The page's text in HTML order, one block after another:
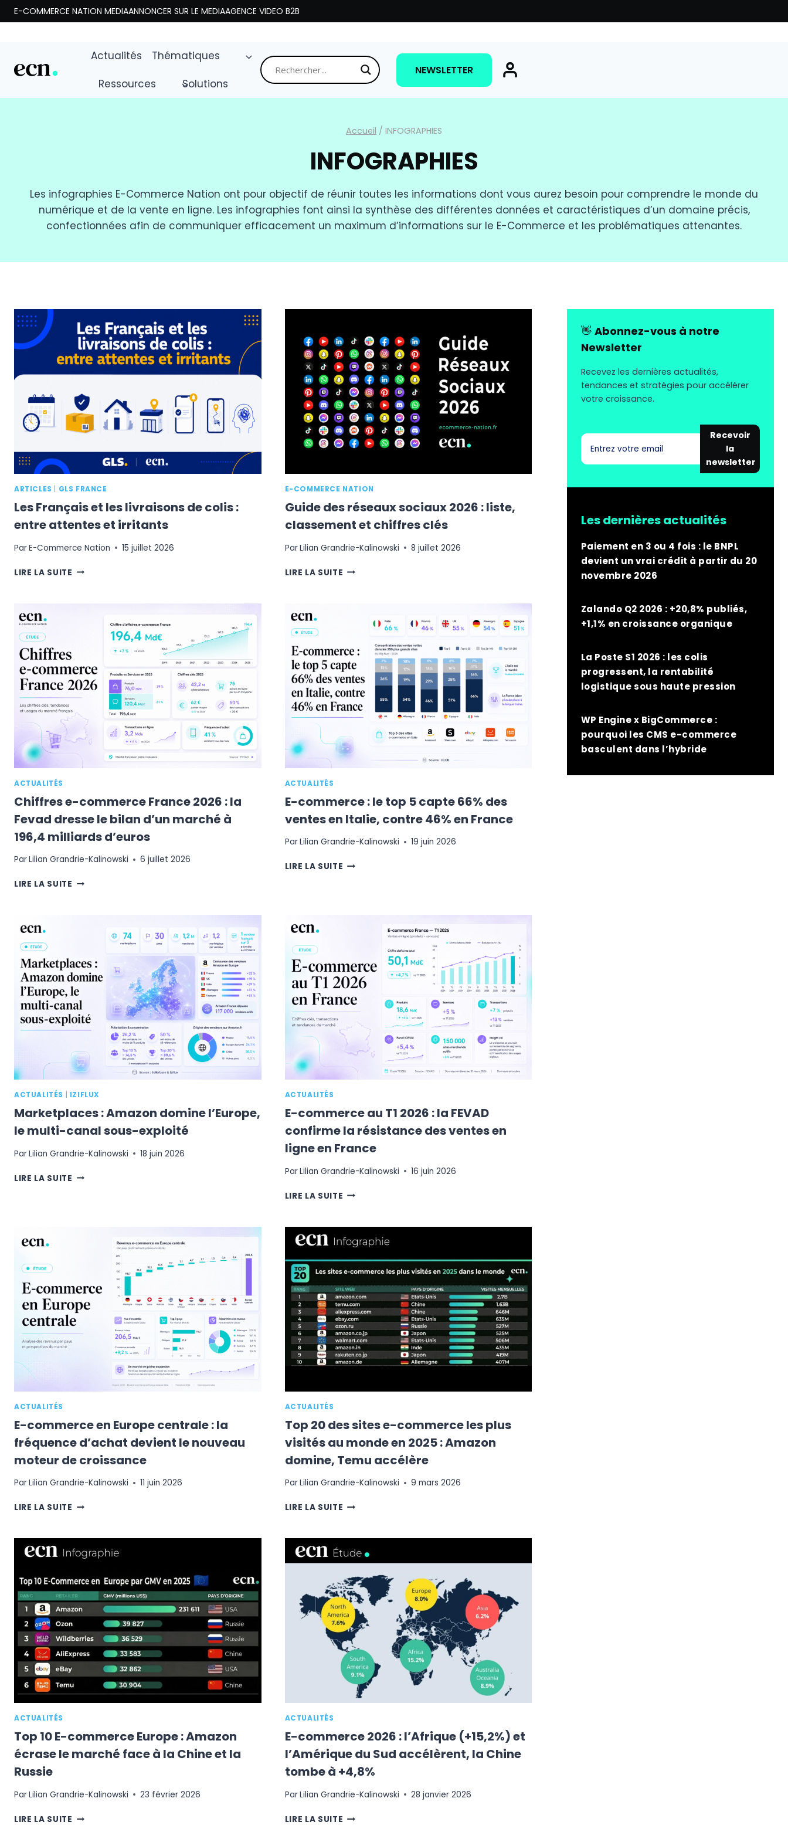
Aller
au
E-COMMERCE NATION MEDIAANNONCER SUR LE MEDIAAGENCE VIDEO B2B
Actualités
Thématiques
Ressources
Solutions
NEWSLETTER
Accueil / INFOGRAPHIES
INFOGRAPHIES
Les infographies E-Commerce Nation ont pour objectif de réunir toutes les informations dont vous aurez besoin pour comprendre le monde du
numérique et de la vente en ligne. Les infographies font ainsi la synthèse des différentes données et caractéristiques d’un domaine précis,
confectionnées afin de communiquer efficacement un maximum d’informations sur le E-Commerce et les problématiques attenantes.
ARTICLES GLS FRANCE
Les Français et les livraisons de colis :
entre attentes et irritants
ParE-Commerce Nation 15 juillet 2026
LIRE LA SUITE LES
ENTRE
ATTENTES
ET
IRRITANTS
E-COMMERCE NATION
Guide des réseaux sociaux 2026 : liste,
classement et chiffres clés
ParLilian Grandrie-Kalinowski 8 juillet 2026
LIRE LA SUITE GUIDE
CLASSEMENT
ET
CHIFFRES
CLÉS
ACTUALITÉS
Chiffres e-commerce France 2026 : la
Fevad dresse le bilan d’un marché à
196,4 milliards d’euros
ParLilian Grandrie-Kalinowski 6 juillet 2026
LIRE LA SUITE CHIFFRES
FEVAD
DRESSE
LE
BILAN
D’UN
MARCHÉ
196,4
MILLIARDS
D’EUROS
ACTUALITÉS
E-commerce : le top 5 capte 66% des
ventes en Italie, contre 46% en France
ParLilian Grandrie-Kalinowski 19 juin 2026
LIRE LA SUITE E-
DES
VENTES
EN
ITALIE,
CONTRE
46%
EN
FRANCE
ACTUALITÉS IZIFLUX
Marketplaces : Amazon domine l’Europe,
le multi-canal sous-exploité
ParLilian Grandrie-Kalinowski 18 juin 2026
LIRE LA SUITE MARKETPLACES
EXPLOITÉ
ACTUALITÉS
E-commerce au T1 2026 : la FEVAD
confirme la résistance des ventes en
ligne en France
ParLilian Grandrie-Kalinowski 16 juin 2026
LIRE LA SUITE E-
T1
2026
CONFIRME
LA
RÉSISTANCE
DES
VENTES
EN
LIGNE
FRANCE
ACTUALITÉS
E-commerce en Europe centrale : la
fréquence d’achat devient le nouveau
moteur de croissance
ParLilian Grandrie-Kalinowski 11 juin 2026
LIRE LA SUITE E-
EUROPE
CENTRALE
LA
FRÉQUENCE
D’ACHAT
DEVIENT
LE
NOUVEAU
MOTEUR
DE
CROISSANCE
ACTUALITÉS
Top 20 des sites e-commerce les plus
visités au monde en 2025 : Amazon
domine, Temu accélère
ParLilian Grandrie-Kalinowski 9 mars 2026
LIRE LA SUITE TOP
SITES
E-
COMMERCE
LES
PLUS
VISITÉS
AU
MONDE
EN
2025
AMAZON
DOMINE,
TEMU
ACTUALITÉS
Top 10 E-commerce Europe : Amazon
écrase le marché face à la Chine et la
Russie
ParLilian Grandrie-Kalinowski 23 février 2026
LIRE LA SUITE TOP
ACTUALITÉS
E-commerce 2026 : l’Afrique (+15,2%) et
l’Amérique du Sud accélèrent, la Chine
tombe à +4,8%
ParLilian Grandrie-Kalinowski 28 janvier 2026
LIRE LA SUITE E-
👋 Abonnez-vous à notre
Newsletter
Recevez les dernières actualités,
tendances et stratégies pour accélérer
votre croissance.
Recevoir
la
newsletter
Les dernières actualités
Paiement en 3 ou 4 fois : le BNPL
devient un vrai crédit à partir du 20
novembre 2026
Zalando Q2 2026 : +20,8% publiés,
+1,1% en croissance organique
La Poste S1 2026 : les colis
progressent, la rentabilité
logistique sous haute pression
WP Engine x BigCommerce :
pourquoi les CMS e-commerce
basculent dans l’hybride